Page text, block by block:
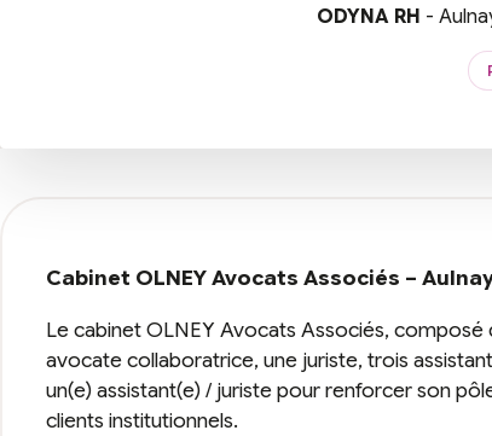
ODYNA RH -
Cabinet OLNEY Avocats Associés –
Le cabinet OLNEY Avocats Associés,
avocate collaboratrice, une juriste, trois
un(e) assistant(e) / juriste pour renforcer son
clients institutionnels.